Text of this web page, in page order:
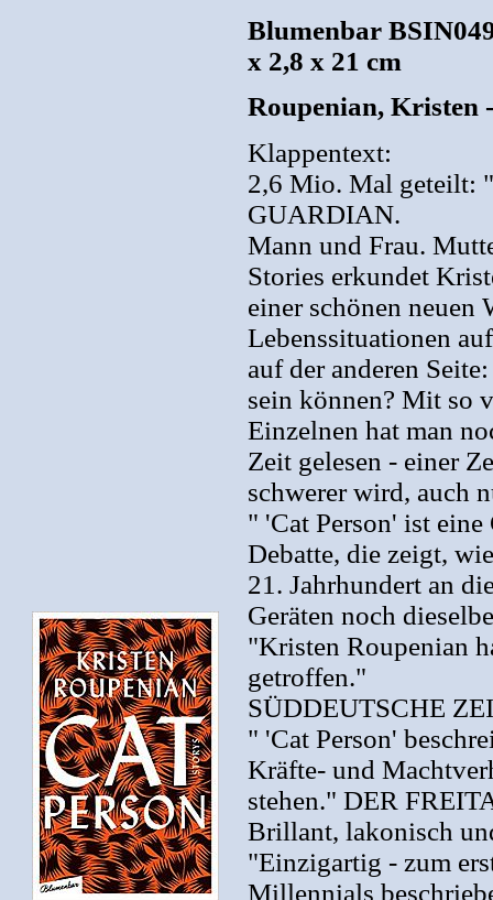
Blumenbar
x 2,8 x 21 cm
Roupenian, Kristen
Klappentext:
2,6 Mio. Mal geteilt:
GUARDIAN.
Mann und Frau.
Stories erkundet
einer schönen neuen
Lebenssituationen
auf der anderen
sein können? Mit so
Einzelnen hat man
Zeit gelesen - einer
schwerer wird, auch
" 'Cat Person' ist eine
Debatte, die zeigt,
21. Jahrhundert an
Geräten noch
"Kristen Roupenian
getroffen."
SÜDDEUTSCHE
" 'Cat Person'
Kräfte- und
stehen." DER
Brillant, lakonisch
"Einzigartig - zum
Millennials